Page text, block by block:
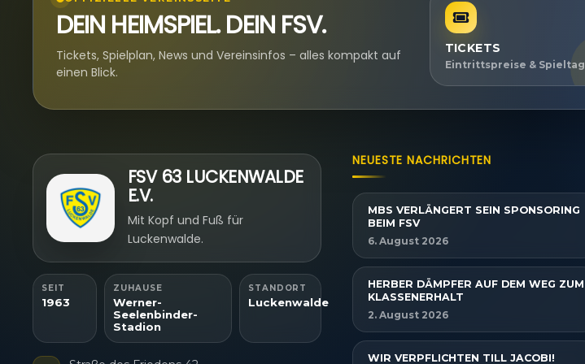
DEIN HEIMSPIEL. DEIN FSV.
Tickets, Spielplan, News und Vereinsinfos – alles kompakt auf
einen Blick.
TICKETS
Eintrittspreise & Spieltag
FSV 63 LUCKENWALDE
E.V.
Mit Kopf und Fuß für
Luckenwalde.
SEIT
1963
ZUHAUSE
Werner-
Seelenbinder-
Stadion
STANDORT
Luckenwalde
NEUESTE NACHRICHTEN
MBS VERLÄNGERT SEIN SPONSORING
BEIM FSV
6. August 2026
HERBER DÄMPFER AUF DEM WEG ZUM
KLASSENERHALT
2. August 2026
WIR VERPFLICHTEN TILL JACOBI!